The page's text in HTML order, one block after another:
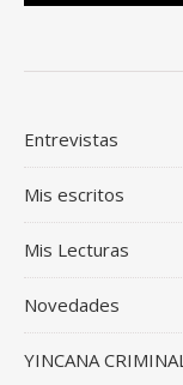
Entrevistas
Mis escritos
Mis Lecturas
Novedades
YINCANA